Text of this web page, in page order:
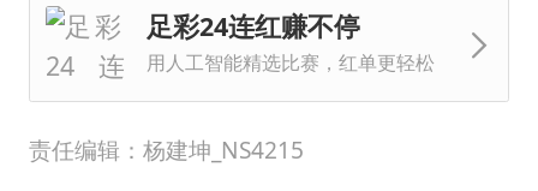
足彩24连红赚不停
用人工智能精选比赛，红单更轻松
责任编辑：杨建坤_NS4215